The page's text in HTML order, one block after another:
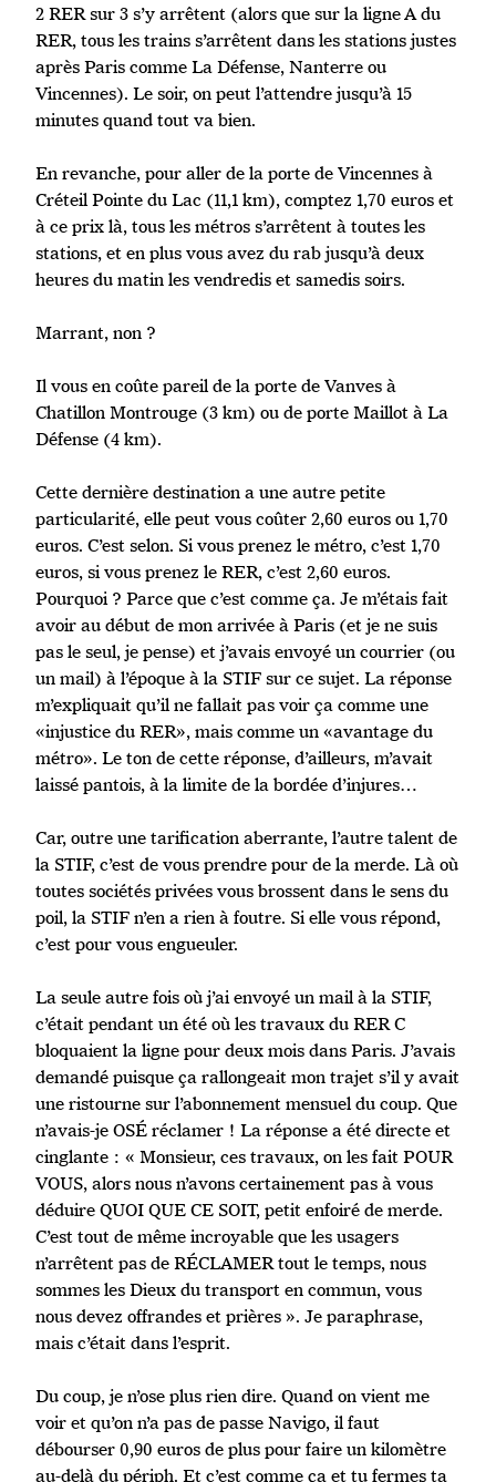
2 RER sur 3 s’y arrêtent (alors que sur la ligne A du
RER, tous les trains s’arrêtent dans les stations justes
après Paris comme La Défense, Nanterre ou
Vincennes). Le soir, on peut l’attendre jusqu’à 15
minutes quand tout va bien.
En revanche, pour aller de la porte de Vincennes à
Créteil Pointe du Lac (11,1 km), comptez 1,70 euros et
à ce prix là, tous les métros s’arrêtent à toutes les
stations, et en plus vous avez du rab jusqu’à deux
heures du matin les vendredis et samedis soirs.
Marrant, non ?
Il vous en coûte pareil de la porte de Vanves à
Chatillon Montrouge (3 km) ou de porte Maillot à La
Défense (4 km).
Cette dernière destination a une autre petite
particularité, elle peut vous coûter 2,60 euros ou 1,70
euros. C’est selon. Si vous prenez le métro, c’est 1,70
euros, si vous prenez le RER, c’est 2,60 euros.
Pourquoi ? Parce que c’est comme ça. Je m’étais fait
avoir au début de mon arrivée à Paris (et je ne suis
pas le seul, je pense) et j’avais envoyé un courrier (ou
un mail) à l’époque à la STIF sur ce sujet. La réponse
m’expliquait qu’il ne fallait pas voir ça comme une
«injustice du RER», mais comme un «avantage du
métro». Le ton de cette réponse, d’ailleurs, m’avait
laissé pantois, à la limite de la bordée d’injures…
Car, outre une tarification aberrante, l’autre talent de
la STIF, c’est de vous prendre pour de la merde. Là où
toutes sociétés privées vous brossent dans le sens du
poil, la STIF n’en a rien à foutre. Si elle vous répond,
c’est pour vous engueuler.
La seule autre fois où j’ai envoyé un mail à la STIF,
c’était pendant un été où les travaux du RER C
bloquaient la ligne pour deux mois dans Paris. J’avais
demandé puisque ça rallongeait mon trajet s’il y avait
une ristourne sur l’abonnement mensuel du coup. Que
n’avais-je OSÉ réclamer ! La réponse a été directe et
cinglante : « Monsieur, ces travaux, on les fait POUR
VOUS, alors nous n’avons certainement pas à vous
déduire QUOI QUE CE SOIT, petit enfoiré de merde.
C’est tout de même incroyable que les usagers
n’arrêtent pas de RÉCLAMER tout le temps, nous
sommes les Dieux du transport en commun, vous
nous devez offrandes et prières ». Je paraphrase,
mais c’était dans l’esprit.
Du coup, je n’ose plus rien dire. Quand on vient me
voir et qu’on n’a pas de passe Navigo, il faut
débourser 0,90 euros de plus pour faire un kilomètre
au-delà du périph. Et c’est comme ça et tu fermes ta